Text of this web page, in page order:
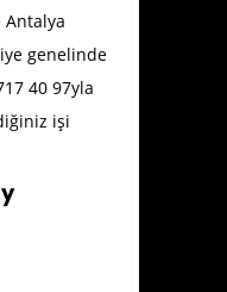
Antalya
genelinde
40 97yla
işi